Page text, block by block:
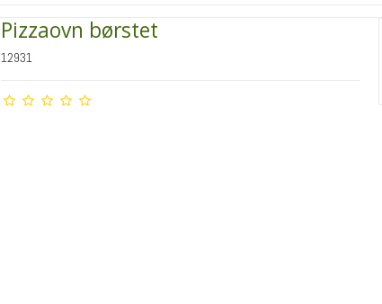
Pizzaovn børstet
12931